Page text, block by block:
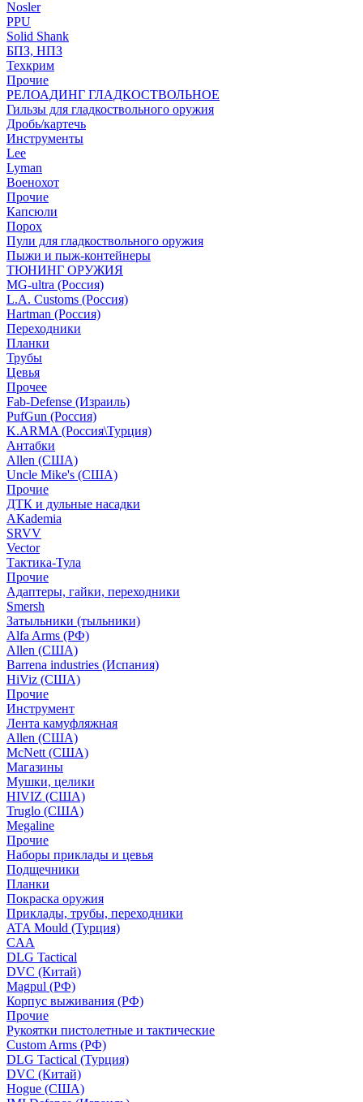
Nosler
PPU
Solid Shank
БПЗ, НПЗ
Техкрим
Прочие
РЕЛОАДИНГ ГЛАДКОСТВОЛЬНОЕ
Гильзы для гладкоствольного оружия
Дробь/картечь
Инструменты
Lee
Lyman
Военохот
Прочие
Капсюли
Порох
Пули для гладкоствольного оружия
Пыжи и пыж-контейнеры
ТЮНИНГ ОРУЖИЯ
MG-ultra (Россия)
L.A. Customs (Россия)
Hartman (Россия)
Переходники
Планки
Трубы
Цевья
Прочее
Fab-Defense (Израиль)
PufGun (Россия)
K.ARMA (Россия\Турция)
Антабки
Allen (США)
Uncle Mike's (США)
Прочие
ДТК и дульные насадки
АКademia
SRVV
Vector
Тактика-Тула
Прочие
Адаптеры, гайки, переходники
Smersh
Затыльники (тыльники)
Alfa Arms (РФ)
Allen (США)
Barrena industries (Испания)
HiViz (США)
Прочие
Инструмент
Лента камуфляжная
Allen (США)
McNett (США)
Магазины
Мушки, целики
HIVIZ (США)
Truglo (США)
Megaline
Прочие
Наборы приклады и цевья
Подщечники
Планки
Покраска оружия
Приклады, трубы, переходники
ATA Mould (Турция)
CAA
DLG Tactical
DVC (Китай)
Magpul (РФ)
Корпус выживания (РФ)
Прочие
Рукоятки пистолетные и тактические
Custom Arms (РФ)
DLG Tactical (Турция)
DVC (Китай)
Hogue (США)